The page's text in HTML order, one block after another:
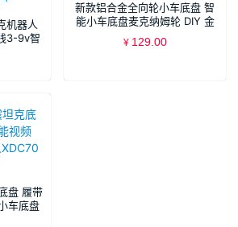
机器人
3-9v智
SNX3
新款铝合金全向轮小车底盘 智
能小车底盘麦克纳姆轮 DIY 金
属底盘
¥ 129.00
盘 履带
车底盘
锤